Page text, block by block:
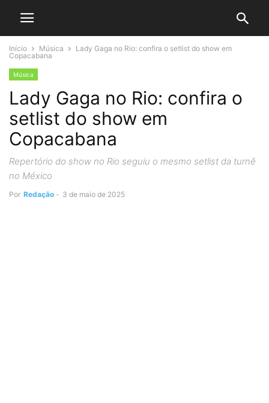
Início Música
Lady Gaga no Rio: confira o setlist do show em
Copacabana
Música
Lady Gaga no Rio: confira o
setlist do show em
Copacabana
Repertório do show no Rio seguiu o mesmo setlist da turnê
no México
Por Redação - 3 de maio de 2025